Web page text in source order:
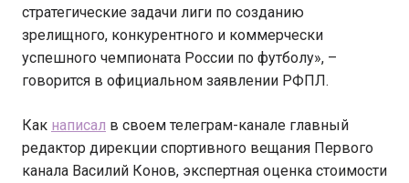
стратегические задачи лиги по созданию
зрелищного, конкурентного и коммерчески
успешного чемпионата России по футболу», –
говорится в официальном заявлении РФПЛ.
Как написал в своем телеграм-канале главный
редактор дирекции спортивного вещания Первого
канала Василий Конов, экспертная оценка стоимости